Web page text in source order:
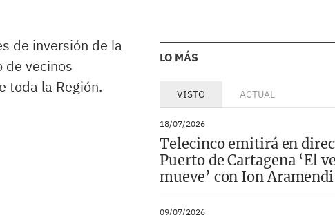
de inversión de la
de vecinos
toda la Región.
LO MÁS
VISTO ACTUAL
18/07/2026
Telecinco emitirá en
Puerto de Cartagena ‘El
mueve’ con Ion Aramendi
09/07/2026